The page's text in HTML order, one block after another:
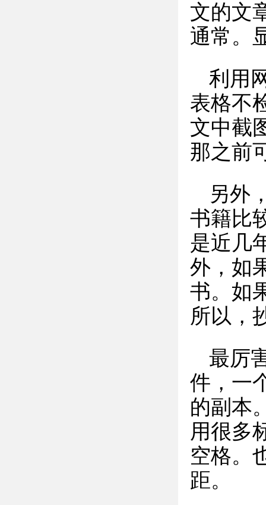
文的文
通常。
利用
表格不
文中截
那之前
另外
书籍比
是近几
外，如
书。如
所以，
最厉
件，一
的副本
用很多
空格。
距。